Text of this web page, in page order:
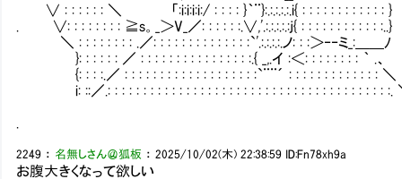
∨ : : : : : : ＼ 「:i:i:i:i:/ : : : : }｀¨}:.:.:.:.:.i{ : : : : : : : : : : : : }
. ∨: : : : : : : : ≧s。_＞V_／: : : : : :.∨,'.:.:.:.:.:j{ : : : : : : : : : : : :..}
＼ : : : : : : : : .／: : : : : : : : : : : : : :`'.:.:.:.:.ノ: : :＞‐‐ミ_:＿＿ﾉ
}: : : : : : ／ : : : : : : : : : : : : : : : :.{ _,.イ :＜: : : : : : : : ｀ .、
{: : : :.／ : : : : : : : : : : : : : : : : : : :`¨¨´ : : : : : : : : : : : : : ＼
i: ::／.: : : : : : : : : : : : : : : : : : : : : : : : : : : : : : : : : : : : : : : :.
2249 ： 名無しさん＠狐板 ：2025/10/02(木) 22:38:59 ID:Fn78xh9a
お腹大きくなって欲しい